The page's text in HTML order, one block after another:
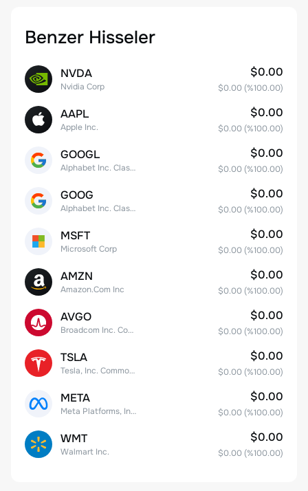
Benzer Hisseler
NVDA
Nvidia Corp
$0.00
$0.00 (%100.00)
AAPL
Apple Inc.
$0.00
$0.00 (%100.00)
GOOGL
Alphabet Inc. Class A Common Stock
$0.00
$0.00 (%100.00)
GOOG
Alphabet Inc. Class C Capital Stock
$0.00
$0.00 (%100.00)
MSFT
Microsoft Corp
$0.00
$0.00 (%100.00)
AMZN
Amazon.Com Inc
$0.00
$0.00 (%100.00)
AVGO
Broadcom Inc. Common Stock
$0.00
$0.00 (%100.00)
TSLA
Tesla, Inc. Common Stock
$0.00
$0.00 (%100.00)
META
Meta Platforms, Inc. Class A Common Stock
$0.00
$0.00 (%100.00)
WMT
Walmart Inc.
$0.00
$0.00 (%100.00)